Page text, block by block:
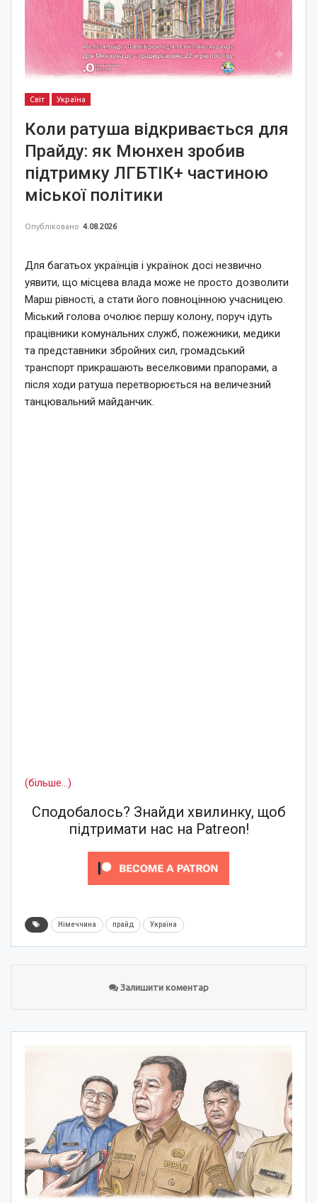
Світ Україна
Коли ратуша відкривається для
Прайду: як Мюнхен зробив
підтримку ЛГБТІК+ частиною
міської політики
Опубліковано 4.08.2026
Для багатьох українців і українок досі незвично
уявити, що місцева влада може не просто дозволити
Марш рівності, а стати його повноцінною учасницею.
Міський голова очолює першу колону, поруч ідуть
працівники комунальних служб, пожежники, медики
та представники збройних сил, громадський
транспорт прикрашають веселковими прапорами, а
після ходи ратуша перетворюється на величезний
танцювальний майданчик.
(більше…)
Сподобалось? Знайди хвилинку, щоб
підтримати нас на Patreon!
Німеччина прайд Україна
Залишити коментар